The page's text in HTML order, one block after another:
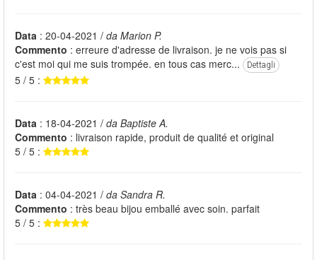
Data : 20-04-2021 / da Marion P.
Commento : erreure d'adresse de livraison. je ne vois pas si
c'est moi qui me suis trompée. en tous cas merc...
Dettagli
5 / 5 :
Data : 18-04-2021 / da Baptiste A.
Commento : livraison rapide, produit de qualité et original
5 / 5 :
Data : 04-04-2021 / da Sandra R.
Commento : très beau bijou emballé avec soin. parfait
5 / 5 :